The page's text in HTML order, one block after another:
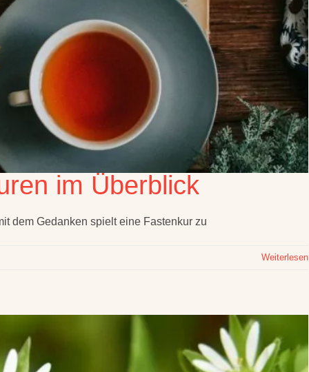
im Überblick
dem Gedanken spielt eine Fastenkur zu
Weiterlesen